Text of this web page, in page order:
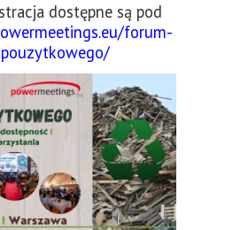
dostępne są pod
forum-